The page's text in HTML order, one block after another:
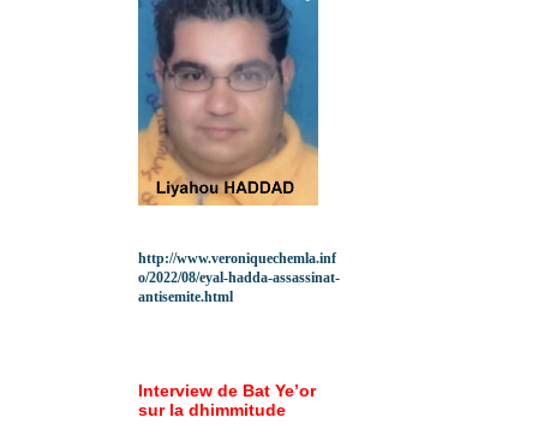
http://www.veroniquechemla.inf
o/2022/08/eyal-hadda-assassinat-
antisemite.html
Interview de Bat Ye’or
sur la dhimmitude